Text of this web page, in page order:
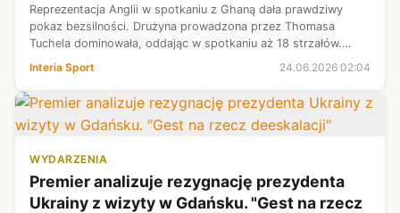
Reprezentacja Anglii w spotkaniu z Ghaną dała prawdziwy
pokaz bezsilności. Drużyna prowadzona przez Thomasa
Tuchela dominowała, oddając w spotkaniu aż 18 strzałów.
zakończyło się sensacyjnym remisem ...
Interia Sport 24.06.2026 02:04
WYDARZENIA
Premier analizuje rezygnację prezydenta
Ukrainy z wizyty w Gdańsku. "Gest na rzecz